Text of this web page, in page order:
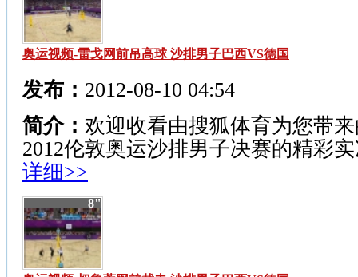
奥运视频-雷戈网前吊高球 沙排男子巴西VS德国
发布： 2012-08-10 04:54
简介： 欢迎收看由搜狐体育为您带
2012伦敦奥运沙排男子决赛的精彩
详细>>
8"